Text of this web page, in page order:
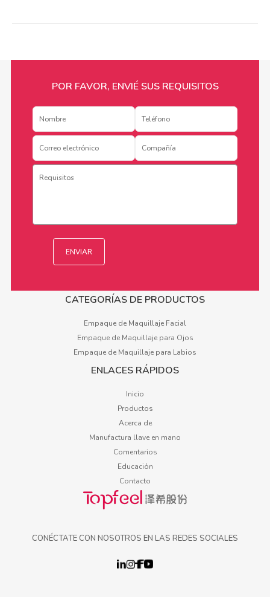
POR FAVOR, ENVIÉ SUS REQUISITOS
CATEGORÍAS DE PRODUCTOS
Empaque de Maquillaje Facial
Empaque de Maquillaje para Ojos
Empaque de Maquillaje para Labios
ENLACES RÁPIDOS
Inicio
Productos
Acerca de
Manufactura llave en mano
Comentarios
Educación
Contacto
CONÉCTATE CON NOSOTROS EN LAS REDES SOCIALES